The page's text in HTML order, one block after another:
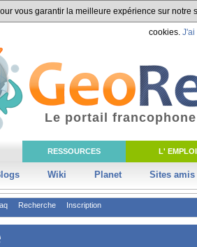
vous garantir la meilleure expérience sur
cookies. J'ai
RESSOURCES L' EMPLOI
Wiki Planet Sites amis
Le portail
Recherche Inscription